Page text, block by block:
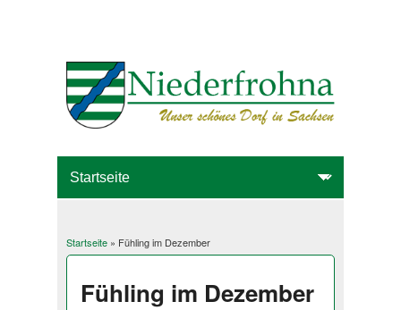
Sie sind hier
Startseite» Fühling im Dezember
Fühling im Dezember